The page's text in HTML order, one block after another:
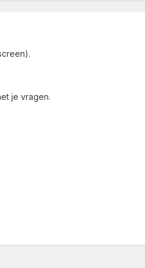
je vragen.